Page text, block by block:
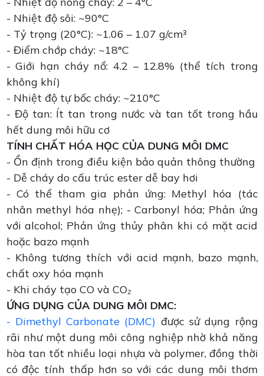
- Nhiệt độ sôi: ~90°C
- Tỷ trọng (20°C): ~1.06 – 1.07 g/cm³
- Điểm chớp cháy: ~18°C
- Giới hạn cháy nổ: 4.2 – 12.8% (thể tích trong
không khí)
- Nhiệt độ tự bốc cháy: ~210°C
- Độ tan: Ít tan trong nước và tan tốt trong hầu
hết dung môi hữu cơ
TÍNH CHẤT HÓA HỌC CỦA DUNG MÔI DMC
- Ổn định trong điều kiện bảo quản thông thường
- Dễ cháy do cấu trúc ester dễ bay hơi
- Có thể tham gia phản ứng: Methyl hóa (tác
nhân methyl hóa nhẹ); - Carbonyl hóa; Phản ứng
với alcohol; Phản ứng thủy phân khi có mặt acid
hoặc bazo mạnh
- Không tương thích với acid mạnh, bazo mạnh,
chất oxy hóa mạnh
- Khi cháy tạo CO và CO₂
ỨNG DỤNG CỦA DUNG MÔI DMC:
- Dimethyl Carbonate (DMC) được sử dụng rộng
rãi như một dung môi công nghiệp nhờ khả năng
hòa tan tốt nhiều loại nhựa và polymer, đồng thời
có độc tính thấp hơn so với các dung môi thơm